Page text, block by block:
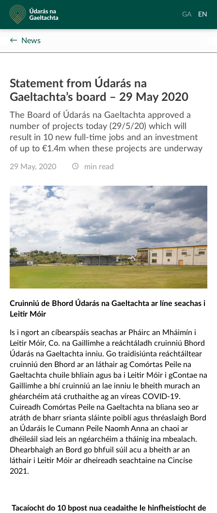
Údarás
na
Gaeltachta
Aistrigh
Gaeilge
GA
to
EN
News
Statement from Údarás na
Gaeltachta’s board – 29 May 2020
The Board of Údarás na Gaeltachta approved a
number of projects today (29/5/20) which will
result in 10 new full-time jobs and an investment
of up to €1.4m when these projects are underway
29 May, 2020 min read
Cruinniú de Bhord Údarás na Gaeltachta ar líne seachas i
Leitir Móir
Is i ngort an cíbearspáis seachas ar Pháirc an Mháimín i
Leitir Móir, Co. na Gaillimhe a reáchtáladh cruinniú Bhord
Údarás na Gaeltachta inniu. Go traidisiúnta reáchtáiltear
cruinniú den Bhord ar an láthair ag Comórtas Peile na
Gaeltachta chuile bhliain agus ba i Leitir Móir i gContae na
Gaillimhe a bhí cruinniú an lae inniu le bheith murach an
ghéarchéim atá cruthaithe ag an víreas COVID-19.
Cuireadh Comórtas Peile na Gaeltachta na bliana seo ar
atráth de bharr srianta sláinte poiblí agus thréaslaigh Bord
an Údaráis le Cumann Peile Naomh Anna an chaoi ar
dhéileáil siad leis an ngéarchéim a tháinig ina mbealach.
Dhearbhaigh an Bord go bhfuil súil acu a bheith ar an
láthair i Leitir Móir ar dheireadh seachtaine na Cincíse
2021.
Tacaíocht do 10 bpost nua ceadaithe le hinfheistíocht de